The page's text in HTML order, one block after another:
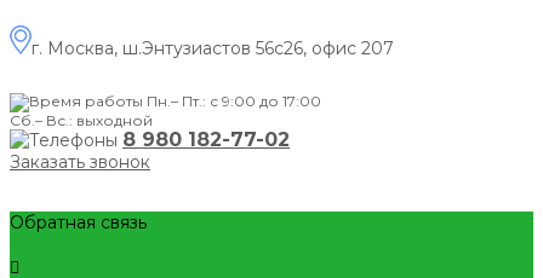
г. Москва, ш.Энтузиастов 56с26, офис 207
Пн.– Пт.: с 9:00 до 17:00
Сб.– Вс.: выходной
8 980 182-77-02
Заказать звонок
Обратная связь